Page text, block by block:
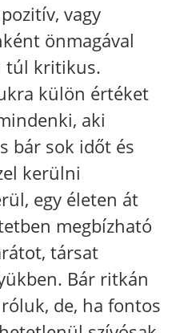
vagy
önmagával
túl kritikus.
külön értéket
aki
bár sok időt és
kerülni
egy életen át
megbízható
társat
Bár ritkán
de, ha fontos